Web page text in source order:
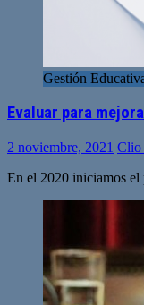
Gestión
Evaluar para
2 noviembre, 2021 Clio
En el 2020 iniciamos el